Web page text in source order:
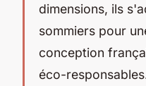
dimensions, ils
sommiers pour
conception
éco-